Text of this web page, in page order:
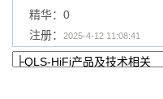
精华：0
注册：
2025-4-12 11:08:41